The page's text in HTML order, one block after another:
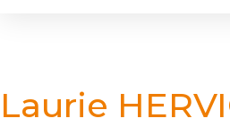
Laurie